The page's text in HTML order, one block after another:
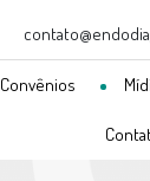
Convênios